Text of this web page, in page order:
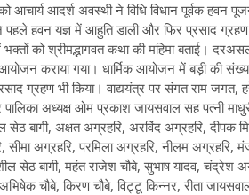
आचार्य आदर्श अवस्थी ने विधि विधान पूर्वक हवन
पहले हवन यज्ञ में आहुति डाली और फिर प्रसाद
को श्रीमद्भागवत कथा की महिमा बताई। दरअसल
कराया गया। धार्मिक आयोजन में बड़ी की
ग्रहण भी किया। वाद्ययंत्र पर संगत राम जगत,
अध्यक्ष ओम प्रकाश जायसवाल सह पत्नी
सेठ बागी, अक्षत अग्रहरि, अरविंद अग्रहरि, दीपक
सीमा अग्रहरि, परमिला अग्रहरि, नीलम
सेठ बागी, महंत राजेश चौबे, सुभाष यादव, चंद्रेश
चौबे, किरण चौबे, विट्टू किन्नर, रीता